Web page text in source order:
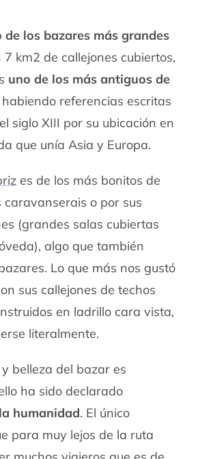
de los bazares más grandes
7 km2 de callejones cubiertos,
uno de los más antiguos de
habiendo referencias escritas
siglo XIII por su ubicación en
que unía Asia y Europa.
es de los más bonitos de
caravanserais o por sus
(grandes salas cubiertas
algo que también
Lo que más nos gustó
sus callejones de techos
en ladrillo cara vista,
literalmente.
belleza del bazar es
ha sido declarado
humanidad. El único
para muy lejos de la ruta